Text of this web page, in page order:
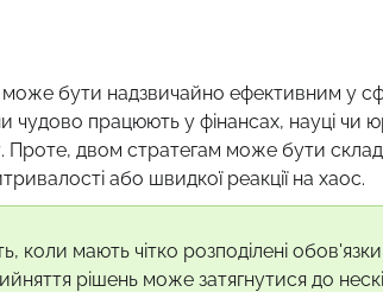
бути надзвичайно ефективним у
чудово працюють у фінансах, науці чи
Проте, двом стратегам може бути
або швидкої реакції на хаос.
коли мають чітко розподілені
рішень може затягнутися до